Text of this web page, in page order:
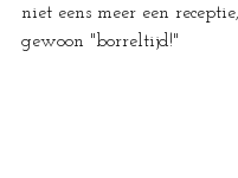
niet eens meer een
gewoon "borreltijd!"